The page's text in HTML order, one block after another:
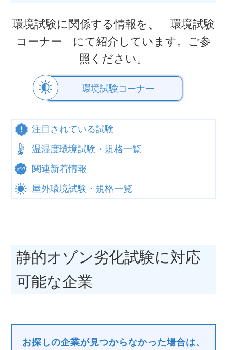
環境試験に関係する情報を、「環境試験
コーナー」にて紹介しています。ご参
照ください。
環境試験コーナー
注目されている試験
温湿度環境試験・規格一覧
関連新着情報
屋外環境試験・規格一覧
静的オゾン劣化試験に対応
可能な企業
お探しの企業が見つからなかった場合は、